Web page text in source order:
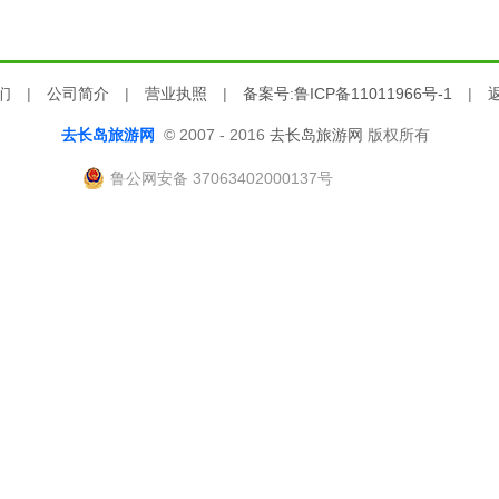
| 公司简介 | 营业执照 | 备案号:鲁ICP备11011966号-1 |
去长岛旅游网 © 2007 - 2016 去长岛旅游网 版权所有
鲁公网安备 37063402000137号